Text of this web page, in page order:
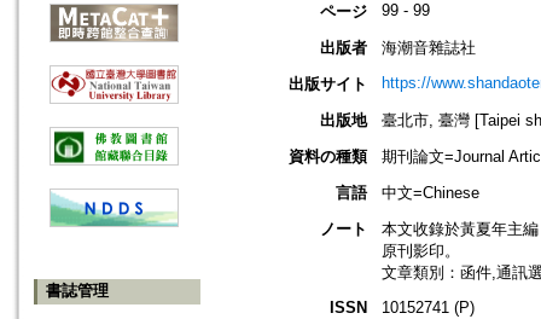
書誌管理
ページ 99 - 99
出版者
海潮音雜誌社
出版サイト
https://
出版地
臺北市, 臺灣 [Taipei
資料の種類
期刊論文=Journal
言語
中文=Chinese
ノート
本文收錄於黃夏年主
原刊影印。
文章類別：函件,通訊
ISSN
10152741 (P)